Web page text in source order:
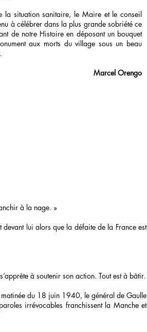
la situation sanitaire, le Maire et le conseil
à célébrer dans la plus grande sobriété ce
de notre Histoire en déposant un bouquet
aux morts du village sous un beau
Marcel Orengo
à la nage. »
lui alors que la défaite de la France est
à soutenir son action. Tout est à bâtir.
matinée du 18 juin 1940, le général de Gaulle
irrévocables franchissent la Manche et